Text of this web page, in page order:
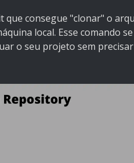
que consegue "clonar" o
local. Esse comando se
o seu projeto sem